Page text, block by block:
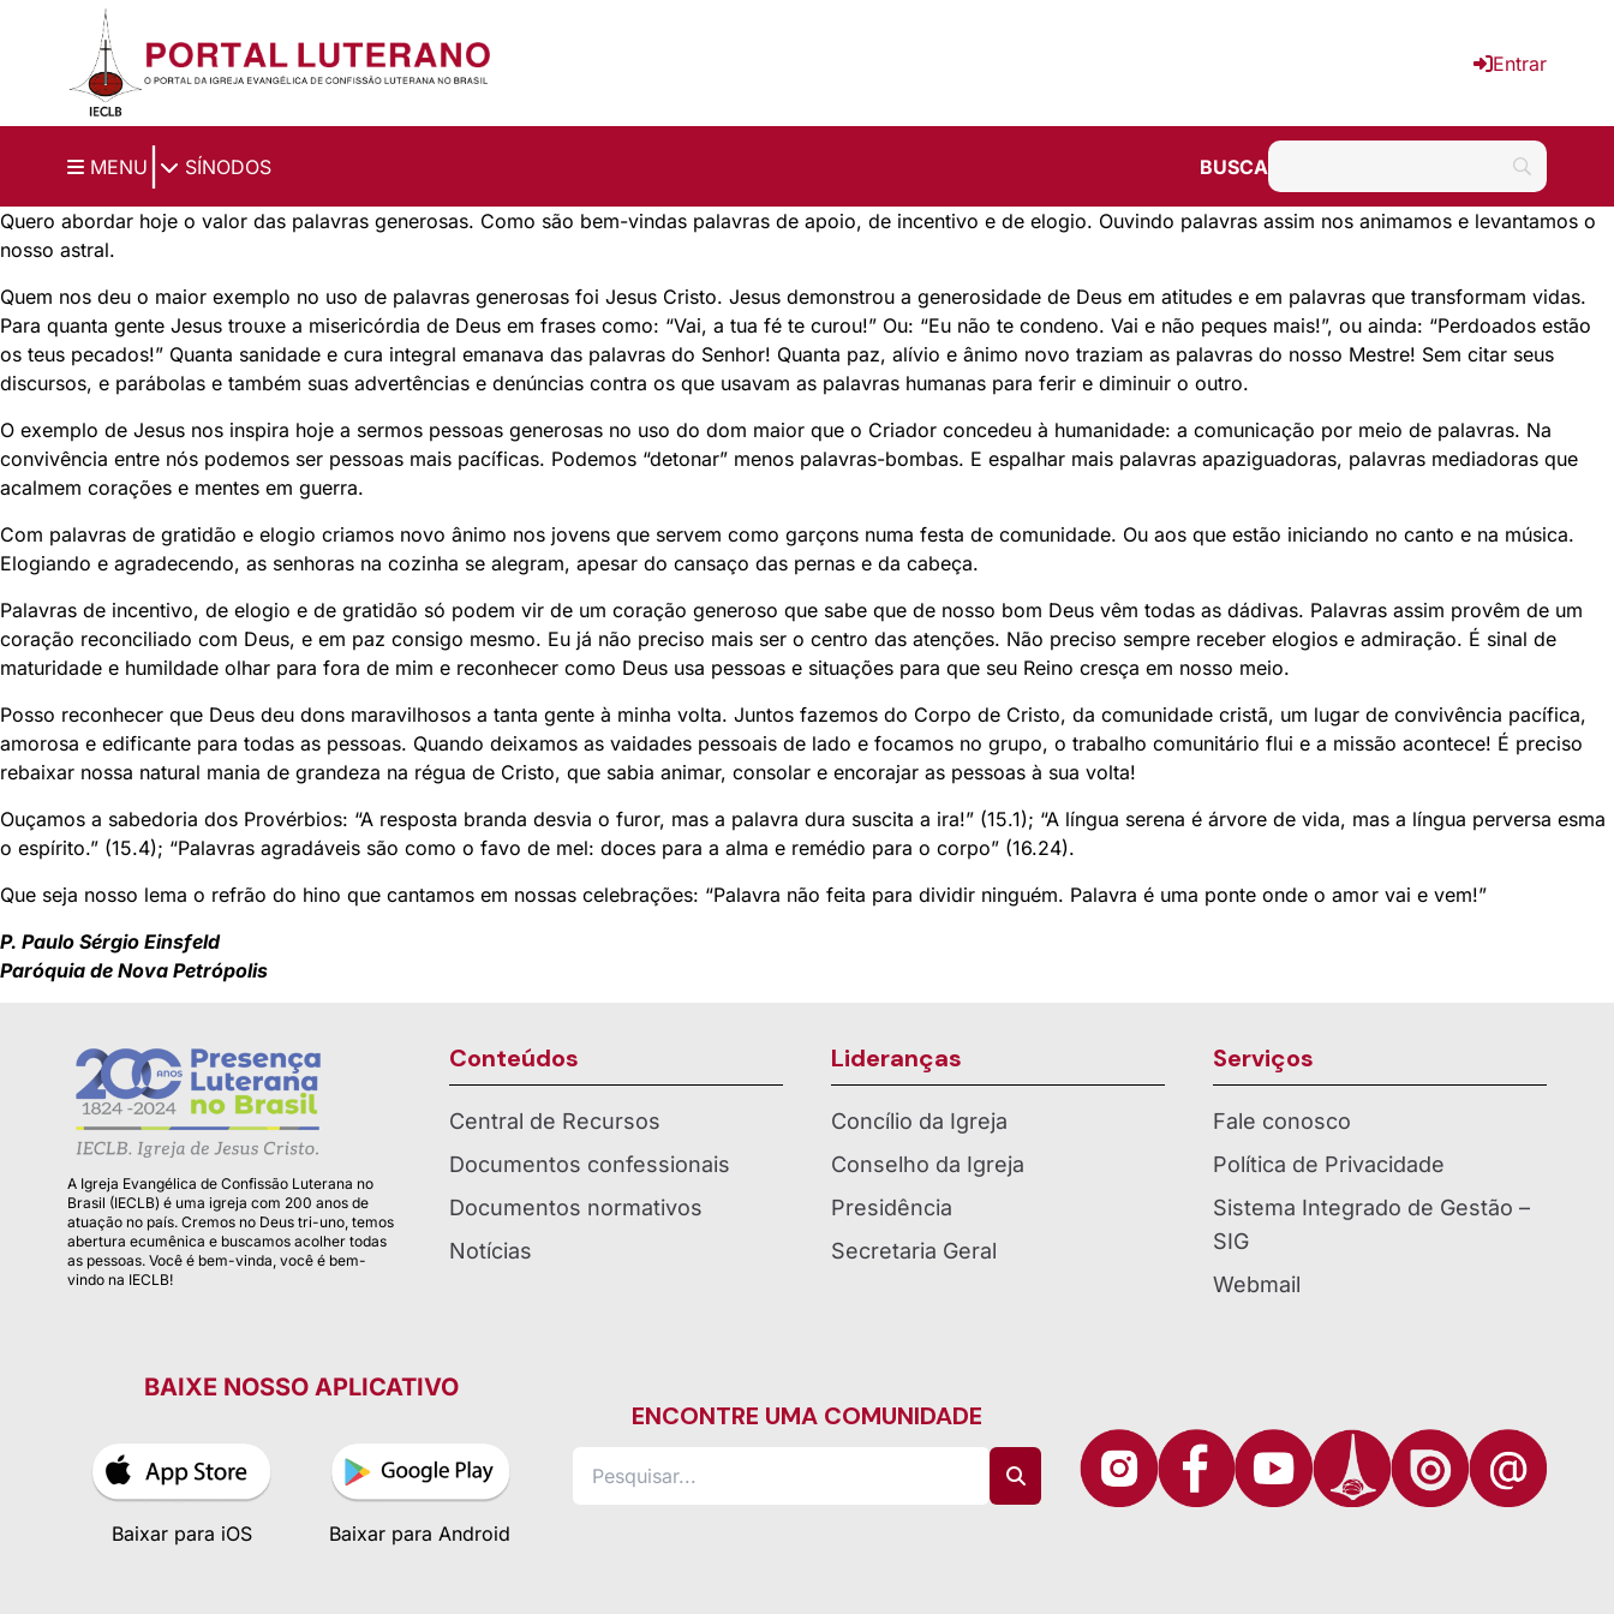
Ir para o conteúdo principal
Entrar
MENU SÍNODOS BUSCA
Quero abordar hoje o valor das palavras generosas. Como são bem-vindas palavras de apoio, de incentivo e de elogio. Ouvindo palavras assim nos animamos e levantamos o
nosso astral.
Quem nos deu o maior exemplo no uso de palavras generosas foi Jesus Cristo. Jesus demonstrou a generosidade de Deus em atitudes e em palavras que transformam vidas.
Para quanta gente Jesus trouxe a misericórdia de Deus em frases como: “Vai, a tua fé te curou!” Ou: “Eu não te condeno. Vai e não peques mais!”, ou ainda: “Perdoados estão
os teus pecados!” Quanta sanidade e cura integral emanava das palavras do Senhor! Quanta paz, alívio e ânimo novo traziam as palavras do nosso Mestre! Sem citar seus
discursos, e parábolas e também suas advertências e denúncias contra os que usavam as palavras humanas para ferir e diminuir o outro.
O exemplo de Jesus nos inspira hoje a sermos pessoas generosas no uso do dom maior que o Criador concedeu à humanidade: a comunicação por meio de palavras. Na
convivência entre nós podemos ser pessoas mais pacíficas. Podemos “detonar” menos palavras-bombas. E espalhar mais palavras apaziguadoras, palavras mediadoras que
acalmem corações e mentes em guerra.
Com palavras de gratidão e elogio criamos novo ânimo nos jovens que servem como garçons numa festa de comunidade. Ou aos que estão iniciando no canto e na música.
Elogiando e agradecendo, as senhoras na cozinha se alegram, apesar do cansaço das pernas e da cabeça.
Palavras de incentivo, de elogio e de gratidão só podem vir de um coração generoso que sabe que de nosso bom Deus vêm todas as dádivas. Palavras assim provêm de um
coração reconciliado com Deus, e em paz consigo mesmo. Eu já não preciso mais ser o centro das atenções. Não preciso sempre receber elogios e admiração. É sinal de
maturidade e humildade olhar para fora de mim e reconhecer como Deus usa pessoas e situações para que seu Reino cresça em nosso meio.
Posso reconhecer que Deus deu dons maravilhosos a tanta gente à minha volta. Juntos fazemos do Corpo de Cristo, da comunidade cristã, um lugar de convivência pacífica,
amorosa e edificante para todas as pessoas. Quando deixamos as vaidades pessoais de lado e focamos no grupo, o trabalho comunitário flui e a missão acontece! É preciso
rebaixar nossa natural mania de grandeza na régua de Cristo, que sabia animar, consolar e encorajar as pessoas à sua volta!
Ouçamos a sabedoria dos Provérbios: “A resposta branda desvia o furor, mas a palavra dura suscita a ira!” (15.1); “A língua serena é árvore de vida, mas a língua perversa esma
o espírito.” (15.4); “Palavras agradáveis são como o favo de mel: doces para a alma e remédio para o corpo” (16.24).
Que seja nosso lema o refrão do hino que cantamos em nossas celebrações: “Palavra não feita para dividir ninguém. Palavra é uma ponte onde o amor vai e vem!”
P. Paulo Sérgio Einsfeld
Paróquia de Nova Petrópolis
A Igreja Evangélica de Confissão Luterana no
Brasil (IECLB) é uma igreja com 200 anos de
atuação no país. Cremos no Deus tri-uno, temos
abertura ecumênica e buscamos acolher todas
as pessoas. Você é bem-vinda, você é bem-
vindo na IECLB!
Conteúdos
Central de Recursos
Documentos confessionais
Documentos normativos
Notícias
Lideranças
Concílio da Igreja
Conselho da Igreja
Presidência
Secretaria Geral
Serviços
Fale conosco
Política de Privacidade
Sistema Integrado de Gestão –
SIG
Webmail
BAIXE NOSSO APLICATIVO
Baixar para iOS Baixar para Android
ENCONTRE UMA COMUNIDADE